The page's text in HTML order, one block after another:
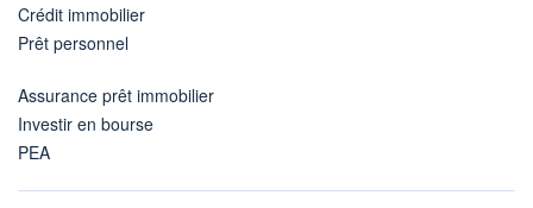
Crédit immobilier
Prêt personnel
Assurance prêt immobilier
Investir en bourse
PEA